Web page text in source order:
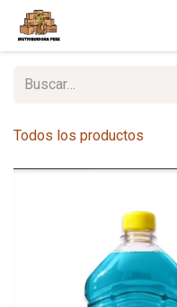
Ir al contenido
Todos los productos